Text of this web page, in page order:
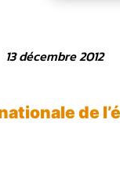
13 décembre 2012
de